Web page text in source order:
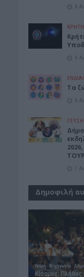
8
ΚΡΗΤΗ
8
Tα
8
7
Δημοφιλή